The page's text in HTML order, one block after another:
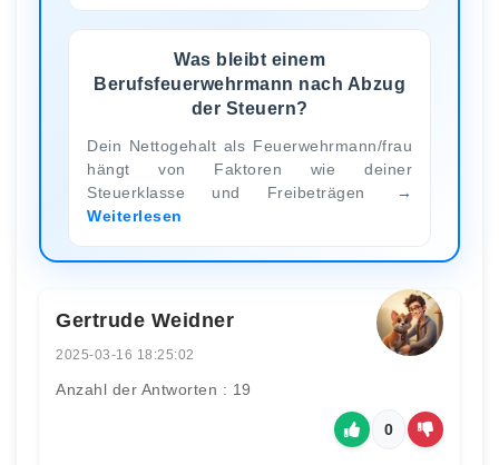
Was bleibt einem
Berufsfeuerwehrmann nach Abzug
der Steuern?
Dein Nettogehalt als Feuerwehrmann/frau
hängt von Faktoren wie deiner
Steuerklasse und Freibeträgen
Weiterlesen
Gertrude Weidner
2025-03-16 18:25:02
Anzahl der Antworten : 19
0